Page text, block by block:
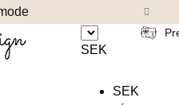
SEK
SEK